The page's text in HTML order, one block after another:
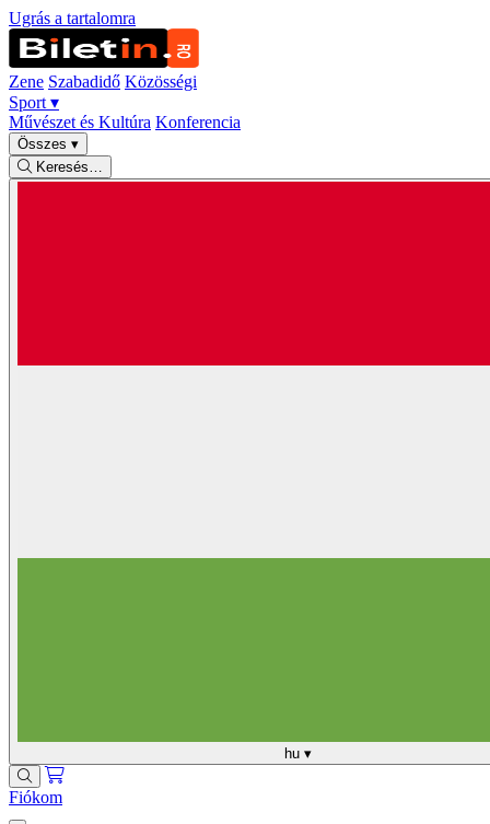
Ugrás a tartalomra
Zene Szabadidő Közösségi
Sport ▾
Művészet és Kultúra Konferencia
Összes ▾
Keresés…
hu ▾
Fiókom